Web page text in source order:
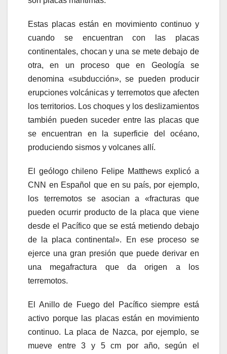
Estas placas están en movimiento continuo y
cuando se encuentran con las placas
continentales, chocan y una se mete debajo de
otra, en un proceso que en Geología se
denomina «subducción», se pueden producir
erupciones volcánicas y terremotos que afecten
los territorios. Los choques y los deslizamientos
también pueden suceder entre las placas que
se encuentran en la superficie del océano,
produciendo sismos y volcanes allí.
El geólogo chileno Felipe Matthews explicó a
CNN en Español que en su país, por ejemplo,
los terremotos se asocian a «fracturas que
pueden ocurrir producto de la placa que viene
desde el Pacífico que se está metiendo debajo
de la placa continental». En ese proceso se
ejerce una gran presión que puede derivar en
una megafractura que da origen a los
terremotos.
El Anillo de Fuego del Pacífico siempre está
activo porque las placas están en movimiento
continuo. La placa de Nazca, por ejemplo, se
mueve entre 3 y 5 cm por año, según el